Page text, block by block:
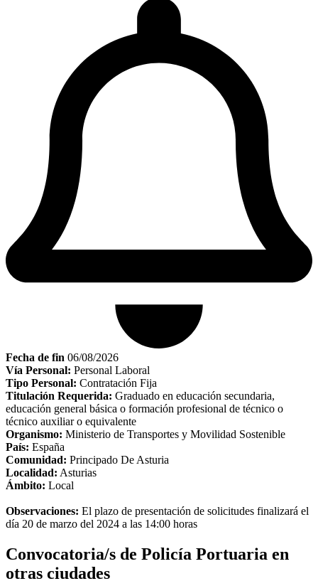
Fecha de fin 06/08/2026
Vía Personal: Personal Laboral
Tipo Personal: Contratación Fija
Titulación Requerida: Graduado en educación secundaria,
educación general básica o formación profesional de técnico o
técnico auxiliar o equivalente
Organismo: Ministerio de Transportes y Movilidad Sostenible
País: España
Comunidad: Principado De Asturia
Localidad: Asturias
Ámbito: Local
Observaciones: El plazo de presentación de solicitudes finalizará el
día 20 de marzo del 2024 a las 14:00 horas
Convocatoria/s de Policía Portuaria en
otras ciudades